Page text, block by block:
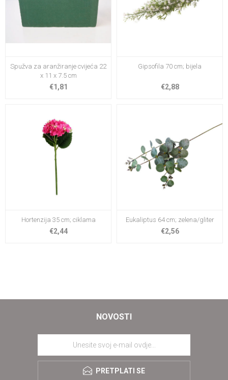
Spužva za aranžiranje cvijeća 22
x 11 x 7.5 cm
€1,81
Gipsofila 70 cm; bijela
€2,88
Hortenzija 35 cm; ciklama
€2,44
Eukaliptus 64 cm; zelena/gliter
€2,56
NOVOSTI
PRETPLATI SE